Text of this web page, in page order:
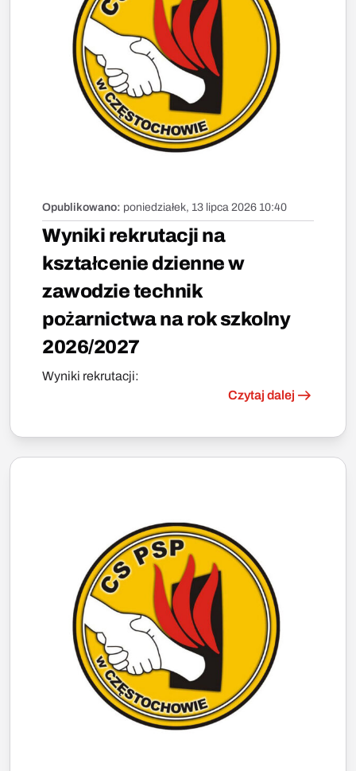
Opublikowano: poniedziałek, 13 lipca 2026 10:40
Wyniki rekrutacji na
kształcenie dzienne w
zawodzie technik
pożarnictwa na rok szkolny
2026/2027
Wyniki rekrutacji:
Czytaj dalej